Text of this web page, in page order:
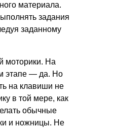
материала.
задания
заданному
моторики. На
этапе — да. Но
на клавиши не
в той мере, как
обычные
и ножницы. Не